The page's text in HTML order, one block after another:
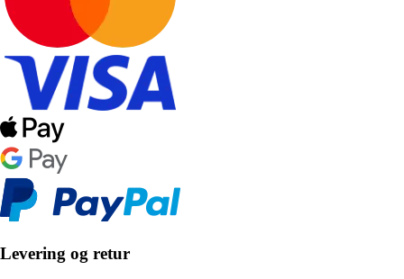
Levering og retur